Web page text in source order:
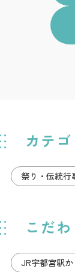
カテ
祭り・伝統行
こだ
JR宇都宮駅か